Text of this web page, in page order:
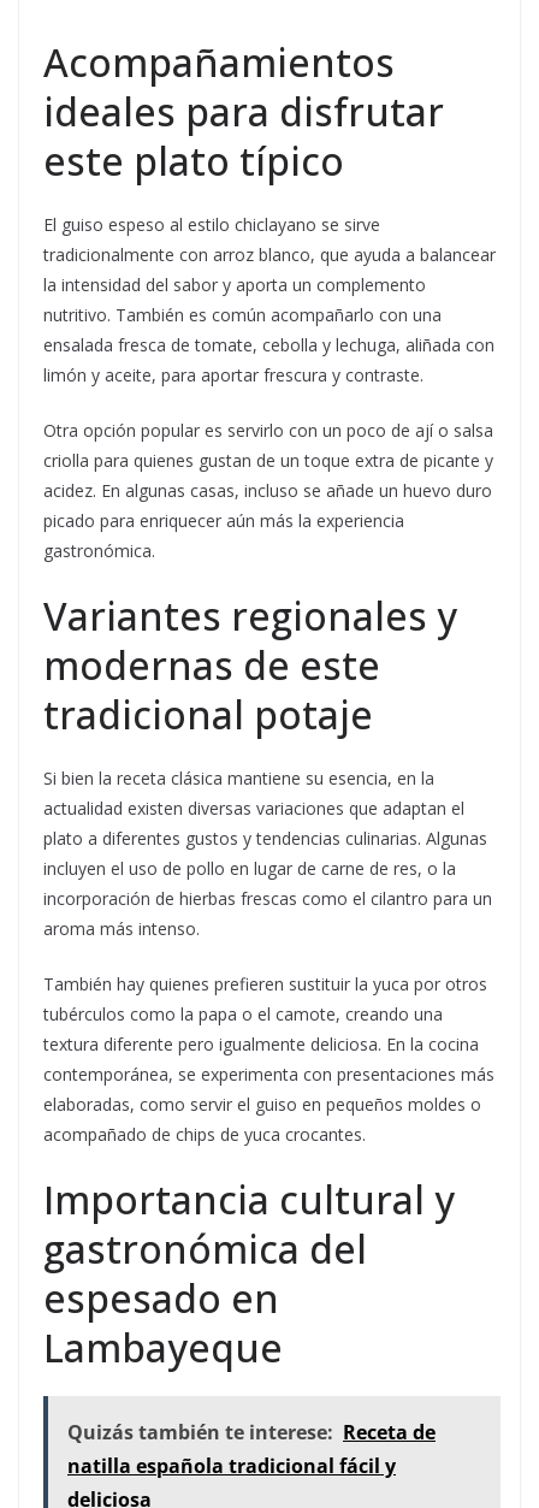
Acompañamientos
ideales para disfrutar
este plato típico
El guiso espeso al estilo chiclayano se sirve
tradicionalmente con arroz blanco, que ayuda a balancear
la intensidad del sabor y aporta un complemento
nutritivo. También es común acompañarlo con una
ensalada fresca de tomate, cebolla y lechuga, aliñada con
limón y aceite, para aportar frescura y contraste.
Otra opción popular es servirlo con un poco de ají o salsa
criolla para quienes gustan de un toque extra de picante y
acidez. En algunas casas, incluso se añade un huevo duro
picado para enriquecer aún más la experiencia
gastronómica.
Variantes regionales y
modernas de este
tradicional potaje
Si bien la receta clásica mantiene su esencia, en la
actualidad existen diversas variaciones que adaptan el
plato a diferentes gustos y tendencias culinarias. Algunas
incluyen el uso de pollo en lugar de carne de res, o la
incorporación de hierbas frescas como el cilantro para un
aroma más intenso.
También hay quienes prefieren sustituir la yuca por otros
tubérculos como la papa o el camote, creando una
textura diferente pero igualmente deliciosa. En la cocina
contemporánea, se experimenta con presentaciones más
elaboradas, como servir el guiso en pequeños moldes o
acompañado de chips de yuca crocantes.
Importancia cultural y
gastronómica del
espesado en
Lambayeque
Quizás también te interese: Receta de
natilla española tradicional fácil y
deliciosa